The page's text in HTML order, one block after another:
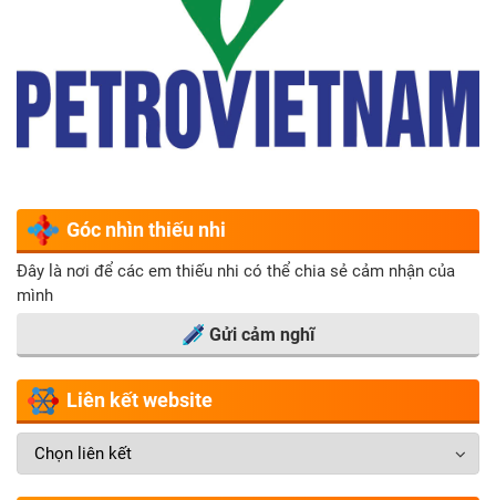
Góc nhìn thiếu nhi
Đây là nơi để các em thiếu nhi có thể chia sẻ cảm nhận của
mình
Gửi cảm nghĩ
Liên kết website